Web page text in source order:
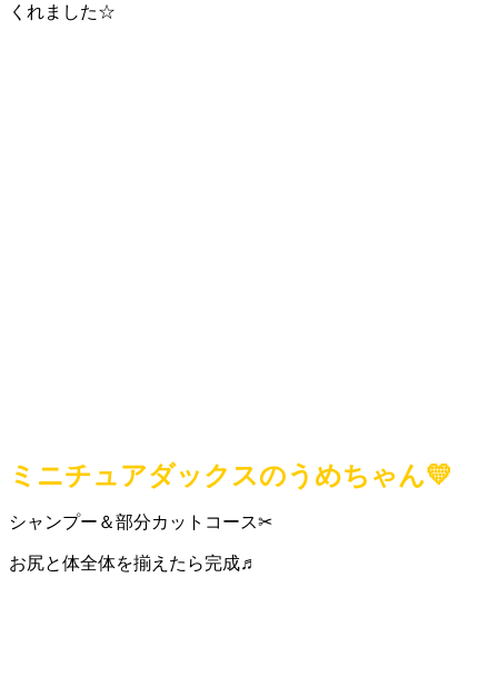
くれました☆
ミニチュアダックスのうめちゃん💛
シャンプー＆部分カットコース✂
お尻と体全体を揃えたら完成♬